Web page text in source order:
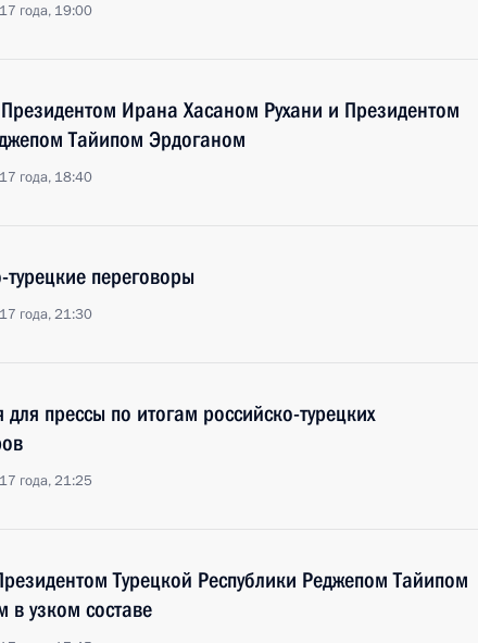
года, 19:00
Президентом Ирана Хасаном Рухани и Президентом
Тайипом Эрдоганом
года, 18:40
турецкие переговоры
года, 21:30
для прессы по итогам российско-турецких
года, 21:25
Турецкой Республики Реджепом Тайипом
в узком составе